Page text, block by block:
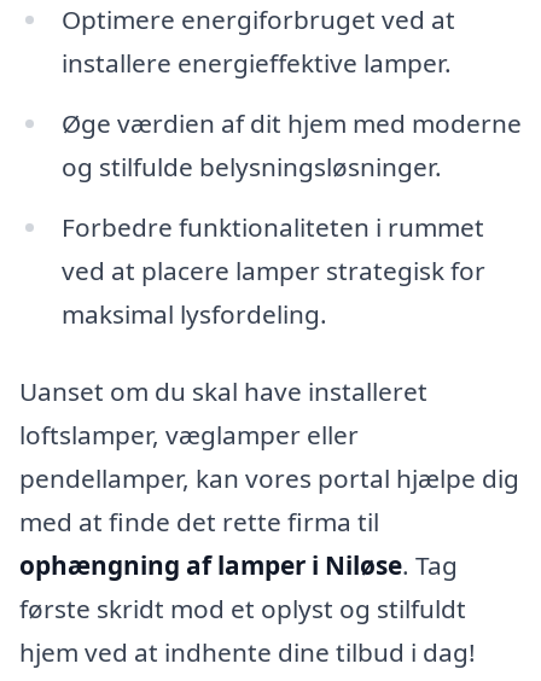
Optimere energiforbruget ved at
installere energieffektive lamper.
Øge værdien af dit hjem med moderne
og stilfulde belysningsløsninger.
Forbedre funktionaliteten i rummet
ved at placere lamper strategisk for
maksimal lysfordeling.
Uanset om du skal have installeret
loftslamper, væglamper eller
pendellamper, kan vores portal hjælpe dig
med at finde det rette firma til
ophængning af lamper i Niløse. Tag
første skridt mod et oplyst og stilfuldt
hjem ved at indhente dine tilbud i dag!